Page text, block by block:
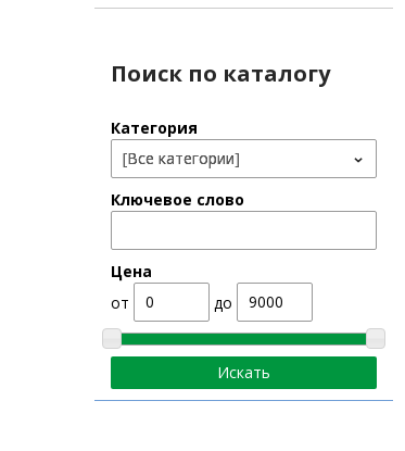
Поиск по каталогу
Категория
Ключевое слово
Цена
от
до